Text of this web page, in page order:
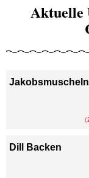
Aktuelle
Jakobsmuscheln
(
Dill Backen